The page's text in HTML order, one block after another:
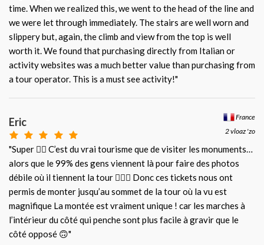
time. When we realized this, we went to the head of the line and
we were let through immediately. The stairs are well worn and
slippery but, again, the climb and view from the top is well
worth it. We found that purchasing directly from Italian or
activity websites was a much better value than purchasing from
a tour operator. This is a must see activity!"
France
2 vloaz 'zo
Eric
"Super 👍🏼 C’est du vrai tourisme que de visiter les monuments…
alors que le 99% des gens viennent là pour faire des photos
débile où il tiennent la tour 🤦🏻‍♂️ Donc ces tickets nous ont
permis de monter jusqu’au sommet de la tour où la vu est
magnifique La montée est vraiment unique ! car les marches à
l’intérieur du côté qui penche sont plus facile à gravir que le
côté opposé 🙃"